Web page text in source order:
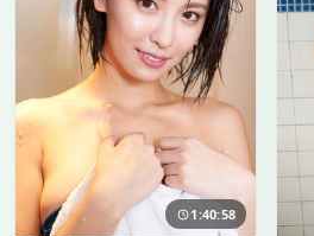
1:40:58